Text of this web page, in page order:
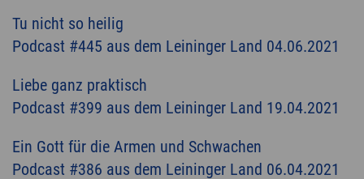
Tu nicht so heilig
Podcast #445 aus dem Leininger Land 04.06.2021
Liebe ganz praktisch
Podcast #399 aus dem Leininger Land 19.04.2021
Ein Gott für die Armen und Schwachen
Podcast #386 aus dem Leininger Land 06.04.2021